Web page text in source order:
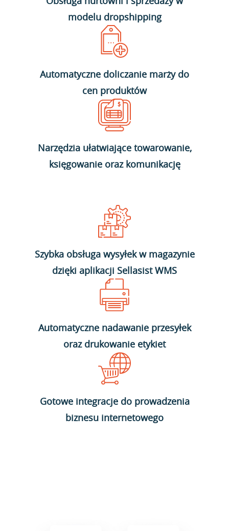
modelu dropshipping
Automatyczne doliczanie marży do
cen produktów
Narzędzia ułatwiające towarowanie,
księgowanie oraz komunikację
Szybka obsługa wysyłek w magazynie
dzięki aplikacji Sellasist WMS
Automatyczne nadawanie przesyłek
oraz drukowanie etykiet
Gotowe integracje do prowadzenia
biznesu internetowego